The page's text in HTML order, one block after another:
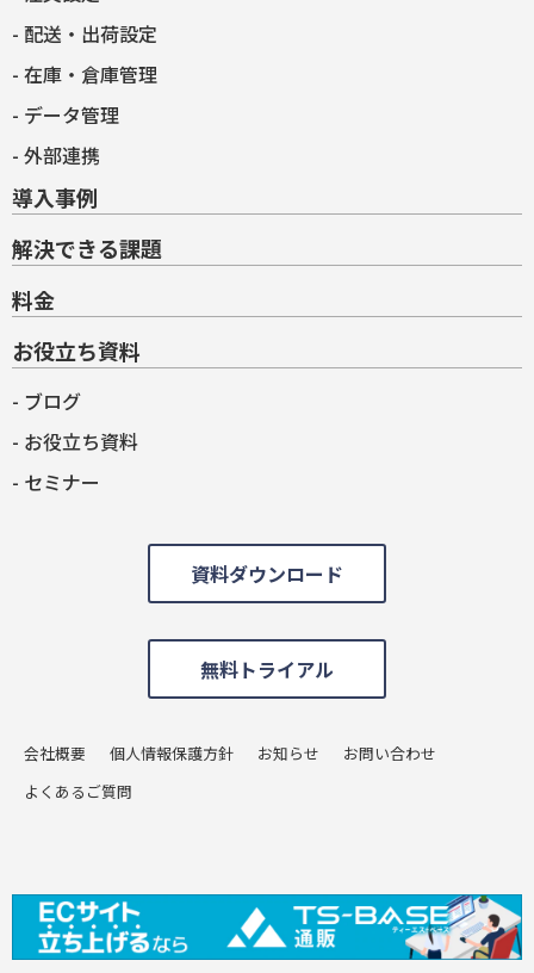
配送・出荷設定
在庫・倉庫管理
データ管理
外部連携
導入事例
解決できる課題
料金
お役立ち資料
ブログ
お役立ち資料
セミナー
資料ダウンロード
無料トライアル
会社概要 個人情報保護方針 お知らせ
お問い合わせ
よくあるご質問